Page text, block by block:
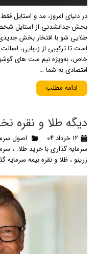
در دنیای امروز، مد و استایل
بخش جدانشدنی از استایل
طلایی شو با افتخار بخش جدیدی
است تا ترکیبی از زیبایی،
خاص، به‌ویژه نیم ست های
اقتصادی به شما …
ادامه مطلب
دیگه طلا و نقره نخر! اگه
۱۲ خرداد ۰۴ اصول
سرمایه گذاری با خرید طلا. ،
زرینو ، ظلا و نقره بیمه سرمایه